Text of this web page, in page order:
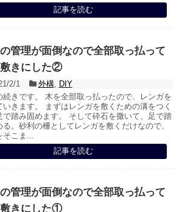
記事を読む
管理が面倒なので全部取っ払って
きにした②
2/1 外構, DIY
続きです。 木を全部取っ払ったので、レンガを
いきます。 まずはレンガを敷くための溝をつく
で踏み固めます。 そして砕石を撒いて、足で踏
る。砂利の柵としてレンガを敷くだけなので、
そこま...
記事を読む
管理が面倒なので全部取っ払って
きにした①